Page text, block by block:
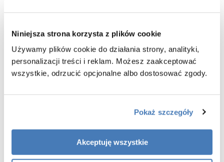
Niniejsza strona korzysta z plików cookie
Używamy plików cookie do działania strony, analityki,
personalizacji treści i reklam. Możesz zaakceptować
wszystkie, odrzucić opcjonalne albo dostosować zgody.
Pokaż szczegóły
Akceptuję wszystkie
Specyfikacja produktu
Sposób montażu
Ścienny podtynkowy
Rodaj baterii
Bateria mieszaczowa
Opis produktu Bateria prysznicowa ścienna
podtynkowa złota Veo Besco BWP-P-ZL